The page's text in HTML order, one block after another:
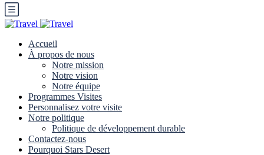
Accueil
À propos de nous
Notre mission
Notre vision
Notre équipe
Programmes Visites
Personnalisez votre visite
Notre politique
Politique de développement durable
Contactez-nous
Pourquoi Stars Desert